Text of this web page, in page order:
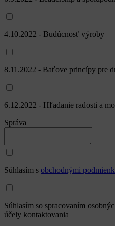
4.10.2022 - Budúcnosť výroby
8.11.2022 - Baťove princípy pre
6.12.2022 - Hľadanie radosti a
Správa
Súhlasím s obchodnými
Súhlasím so spracovaním
účely kontaktovania